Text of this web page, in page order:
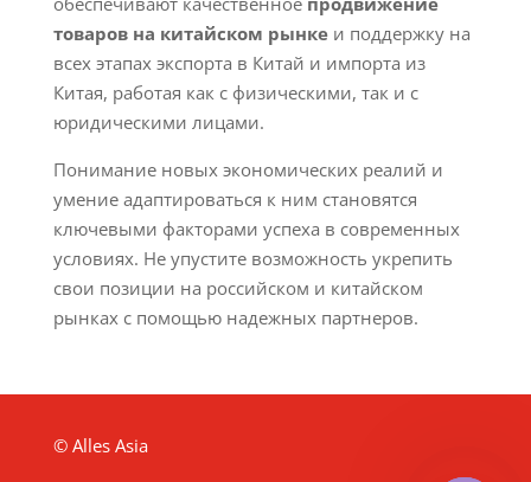
товаров на китайском рынкеи поддержку на
всех этапах экспорта в Китай и импорта из
Китая, работая как с физическими, так и с
юридическими лицами.
Понимание новых экономических реалий и
умение адаптироваться к ним становятся
ключевыми факторами успеха в современных
условиях. Не упустите возможность укрепить
свои позиции на российском и китайском
рынках с помощью надежных партнеров.
© Alles Asia